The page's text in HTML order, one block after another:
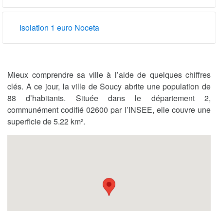
Isolation 1 euro Noceta
Mieux comprendre sa ville à l’aide de quelques chiffres
clés. A ce jour, la ville de Soucy abrite une population de
88 d’habitants. Située dans le département 2,
communément codifié 02600 par l’INSEE, elle couvre une
superficie de 5.22 km².